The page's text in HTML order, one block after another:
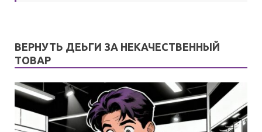
ВЕРНУТЬ ДЕЬГИ ЗА НЕКАЧЕСТВЕННЫЙ
ТОВАР